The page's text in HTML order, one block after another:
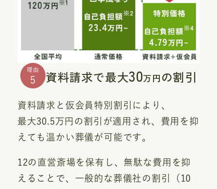
理由
5 資料請求で最大30万円 の割引
資料請求と仮会員特別割引により、
最大30.5万円の割引が適用され、費用を抑
えても温かい葬儀が可能です。
12の直営斎場を保有し、無駄な費用を抑
えることで、一般的な葬儀社の割引（10